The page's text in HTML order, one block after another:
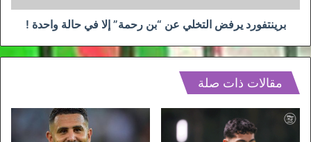
حالة
واحدةبرينتفورد يرفض التخلي عن “بن رحمة” إلا في حالة واحدة !
مقالات ذات صلة